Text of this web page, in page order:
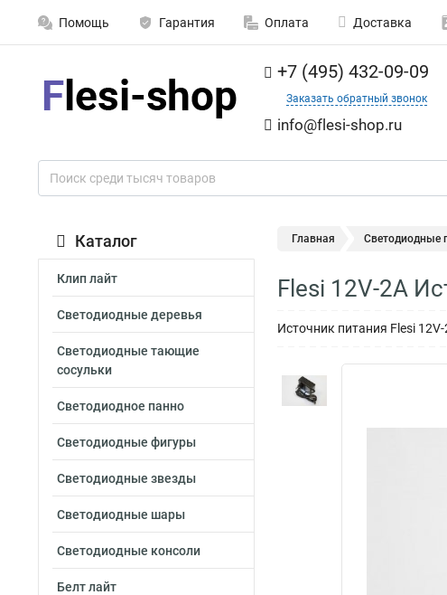
Помощь Гарантия Оплата Доставка
+7 (495) 432-09-09
Заказать обратный звонок
info@flesi-shop.ru
Каталог
Клип лайт
Светодиодные деревья
Светодиодные тающие
сосульки
Светодиодное панно
Светодиодные фигуры
Светодиодные звезды
Светодиодные шары
Светодиодные консоли
Белт лайт
Главная Светодиодные
Flesi 12V-2A
Источник питания Flesi